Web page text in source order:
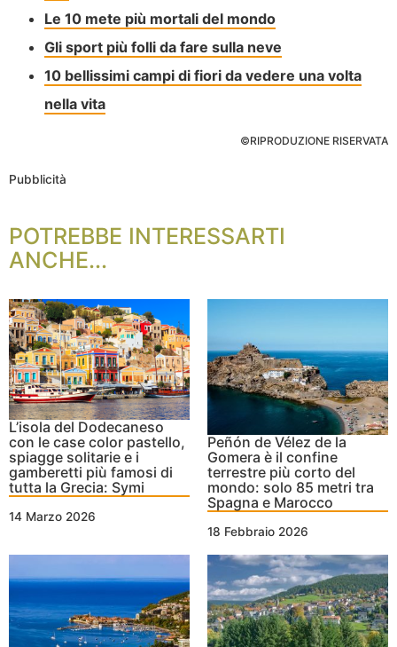
Le 10 mete più mortali del mondo
Gli sport più folli da fare sulla neve
10 bellissimi campi di fiori da vedere una volta
nella vita
©RIPRODUZIONE RISERVATA
Pubblicità
POTREBBE INTERESSARTI
ANCHE...
L’isola del Dodecaneso
con le case color pastello,
spiagge solitarie e i
gamberetti più famosi di
tutta la Grecia: Symi
14 Marzo 2026
Peñón de Vélez de la
Gomera è il confine
terrestre più corto del
mondo: solo 85 metri tra
Spagna e Marocco
18 Febbraio 2026